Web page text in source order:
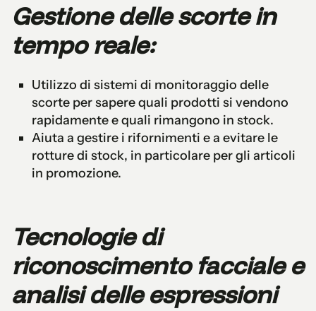
Gestione delle scorte in
tempo reale:
Utilizzo di sistemi di monitoraggio delle
scorte per sapere quali prodotti si vendono
rapidamente e quali rimangono in stock.
Aiuta a gestire i rifornimenti e a evitare le
rotture di stock, in particolare per gli articoli
in promozione.
Tecnologie di
riconoscimento facciale e
analisi delle espressioni